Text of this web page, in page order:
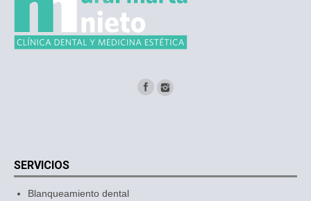
SERVICIOS
Blanqueamiento dental